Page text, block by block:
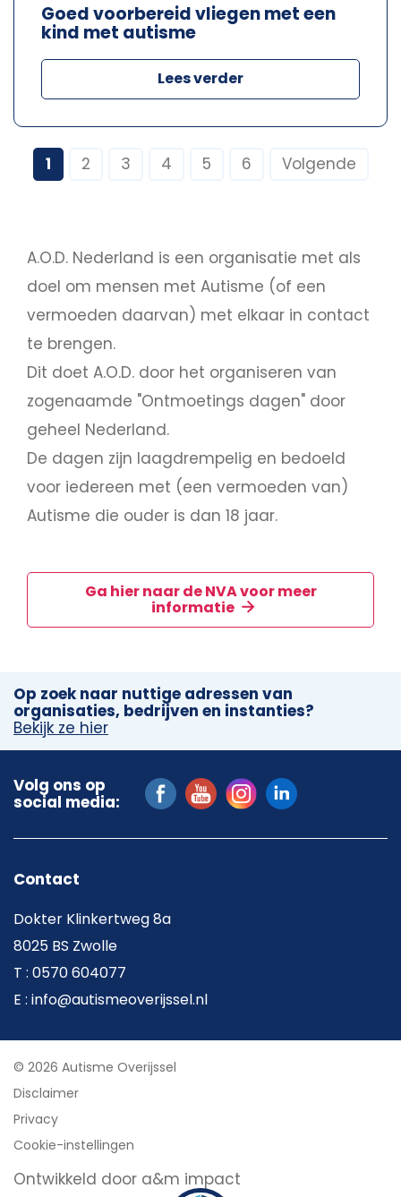
Goed voorbereid vliegen met een
kind met autisme
Lees verder
1 2 3 4 5 6 Volgende
A.O.D. Nederland is een organisatie met als
doel om mensen met Autisme (of een
vermoeden daarvan) met elkaar in contact
te brengen.
Dit doet A.O.D. door het organiseren van
zogenaamde "Ontmoetings dagen" door
geheel Nederland.
De dagen zijn laagdrempelig en bedoeld
voor iedereen met (een vermoeden van)
Autisme die ouder is dan 18 jaar.
Ga hier naar de NVA voor meer
informatie
Op zoek naar nuttige adressen van
organisaties, bedrijven en instanties?
Bekijk ze hier
Volg ons op
social media:
Contact
Dokter Klinkertweg 8a
8025 BS Zwolle
T : 0570 604077
E : info@autismeoverijssel.nl
© 2026 Autisme Overijssel
Disclaimer
Privacy
Cookie-instellingen
Ontwikkeld door a&m impact